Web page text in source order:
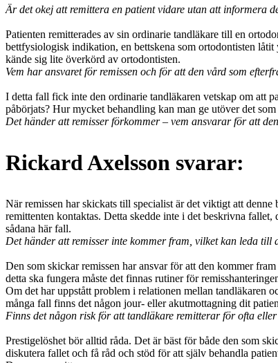
Är det okej att remittera en patient vidare utan att informera
Patienten remitterades av sin ordinarie tandläkare till en
bettfysiologisk indikation, en bettskena som ortodontisten
kände sig lite överkörd av ortodontisten.
Vem har ansvaret för remissen och för att den vård som
I detta fall fick inte den ordinarie tandläkaren vetskap om att
påbörjats? Hur mycket behandling kan man ge utöver det som
Det händer att remisser förkommer – vem ansvarar för att
Rickard Axelsson svarar:
När remissen har skickats till specialist är det viktigt att
remittenten kontaktas. Detta skedde inte i det beskrivna
sådana här fall.
Det händer att remisser inte kommer fram, vilket kan leda
Den som skickar remissen har ansvar för att den kommer
detta ska fungera måste det finnas rutiner för
Om det har uppstått problem i relationen mellan tandläkaren
många fall finns det någon jour- eller akutmottagning dit
Finns det någon risk för att tandläkare remitterar för ofta
Prestigelöshet bör alltid råda. Det är bäst för både den som
diskutera fallet och få råd och stöd för att själv behandla